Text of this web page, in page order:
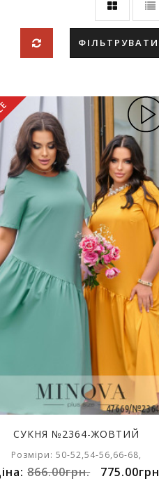
ФІЛЬТРУВАТИ
СУКНЯ №2364-ЖОВТИЙ
Розміри: 50-52,54-56,66-68,
866.00грн.
775.00грн